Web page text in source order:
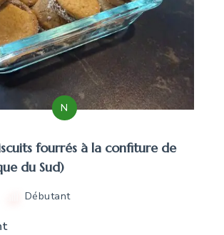
N
fourrés à la confiture de
du Sud)
Débutant